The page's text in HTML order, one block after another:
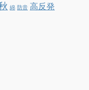
綿 防音 高反発